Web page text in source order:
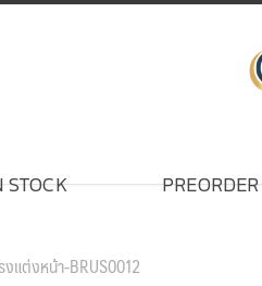
STOCK PREORDER
งแต่งหน้า-BRUS0012